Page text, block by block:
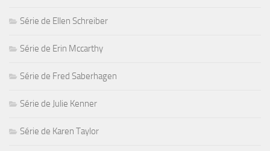
Série de Ellen Schreiber
Série de Erin Mccarthy
Série de Fred Saberhagen
Série de Julie Kenner
Série de Karen Taylor